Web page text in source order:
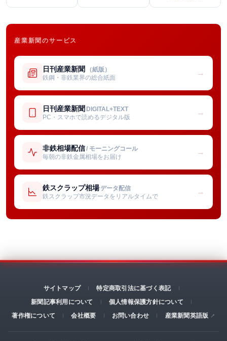
産業新聞のサービス
日刊産業新聞 （紙版）
鉄鋼・非鉄業界の総合紙面
→
日刊産業新聞 DIGITAL+TEXT
PC・スマホで読めるデジタル版
→
非鉄相場配信/ モーニングコール
毎朝の非鉄金属相場をお届け
→
鉄スクラップ相場 データ配信
鉄スクラップ市況データをリアルタイムで
→
サイトマップ
特定商取引法に基づく表記
新聞記事利用について
個人情報保護方針について
著作権について
会社概要 お問い合わせ 産業新聞英語版